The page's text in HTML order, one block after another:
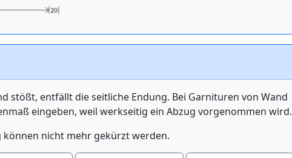
stößt, entfällt die seitliche Endung. Bei Garnituren von Wand
eingeben, weil werkseitig ein Abzug vorgenommen wird.
nicht mehr gekürzt werden.